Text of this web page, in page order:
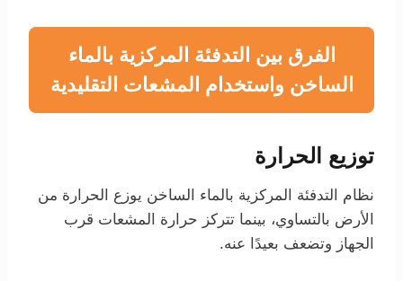
الفرق بين التدفئة المركزية بالماء
الساخن واستخدام المشعات التقليدية
توزيع الحرارة
نظام التدفئة المركزية بالماء الساخن يوزع الحرارة من
الأرض بالتساوي، بينما تتركز حرارة المشعات قرب
الجهاز وتضعف بعيدًا عنه.